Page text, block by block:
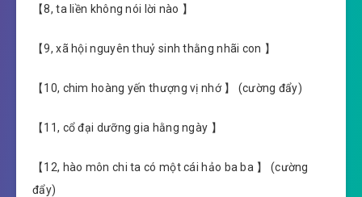
【8, ta liền không nói lời nào 】
【9, xã hội nguyên thuỷ sinh thằng nhãi con 】
【10, chim hoàng yến thượng vị nhớ 】 (cường đẩy)
【11, cổ đại dưỡng gia hằng ngày 】
【12, hào môn chi ta có một cái hảo ba ba 】 (cường
đẩy)